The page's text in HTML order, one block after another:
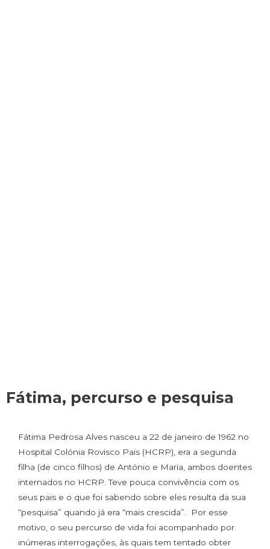
Fátima, percurso e pesquisa
Fátima Pedrosa Alves nasceu a 22 de janeiro de 1962 no
Hospital Colónia Rovisco Pais (HCRP), era a segunda
filha (de cinco filhos) de António e Maria, ambos doentes
internados no HCRP. Teve pouca convivência com os
seus pais e o que foi sabendo sobre eles resulta da sua
“pesquisa” quando já era “mais crescida”. Por esse
motivo, o seu percurso de vida foi acompanhado por
inúmeras interrogações, às quais tem tentado obter